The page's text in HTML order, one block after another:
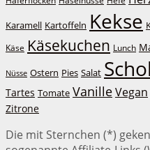
Karamell Kartoffeln Kekse
Käse Käsekuchen Lunch
Nüsse Ostern Pies Salat
Tartes Tomate VanilleVegan
Zitrone
Die mit Sternchen (*)